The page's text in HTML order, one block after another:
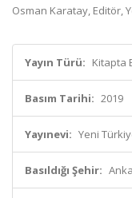
Osman Karatay, Editör,
Yayın Türü: Kitapta
Basım Tarihi: 2019
Yayınevi: Yeni
Basıldığı Şehir: